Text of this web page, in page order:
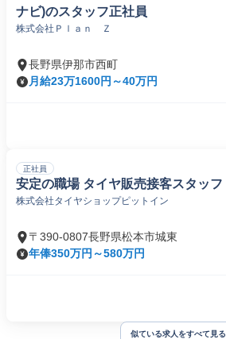
ナビ)のスタッフ正社員
株式会社Ｐｌａｎ Ｚ
長野県伊那市西町
月給23万1600円～40万円
正社員
安定の職場 タイヤ販売接客スタッフ
株式会社タイヤショップピットイン
〒390-0807長野県松本市城東
年俸350万円～580万円
似ている求人をすべて見る